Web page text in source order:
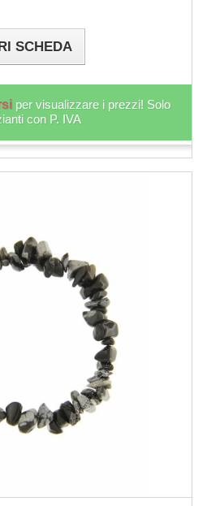
SCHEDA
per visualizzare i prezzi! Solo
con P. IVA